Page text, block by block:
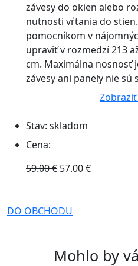
závesy do okien alebo
nutnosti vŕtania do
pomocníkom v
upraviť v rozmedzí 213
cm. Maximálna nosnosť
závesy ani panely nie sú
Stav: skladom
Cena:
59.00 € 57.00 €
DO OBCHODU
Mohlo by